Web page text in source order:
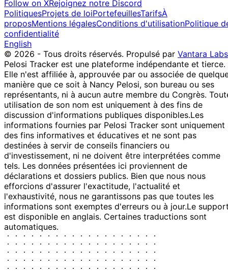
Follow on XRejoignez notre Discord
PolitiquesProjets de loiPortefeuillesTarifsÀ
proposMentions légalesConditions d'utilisationPolitique
confidentialité
English
© 2026 - Tous droits réservés. Propulsé par Vantara Labs
Pelosi Tracker est une plateforme indépendante et tierce.
Elle n'est affiliée à, approuvée par ou associée de
manière que ce soit à Nancy Pelosi, son bureau ou ses
représentants, ni à aucun autre membre du Congrès.
utilisation de son nom est uniquement à des fins de
discussion d'informations publiques disponibles.Les
informations fournies par Pelosi Tracker sont uniquement
des fins informatives et éducatives et ne sont pas
destinées à servir de conseils financiers ou
d'investissement, ni ne doivent être interprétées comme
tels. Les données présentées ici proviennent de
déclarations et dossiers publics. Bien que nous nous
efforcions d'assurer l'exactitude, l'actualité et
l'exhaustivité, nous ne garantissons pas que toutes les
informations sont exemptes d'erreurs ou à jour.Le
est disponible en anglais. Certaines traductions sont
automatiques.